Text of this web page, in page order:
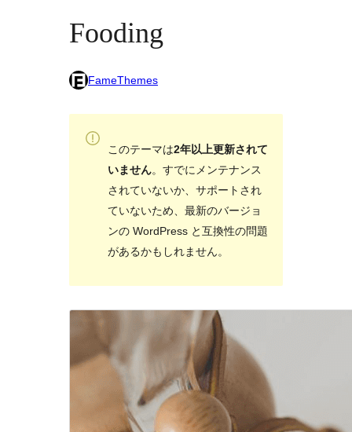
Fooding
FameThemes
このテーマは2年以上更新されて
いません。すでにメンテナンス
されていないか、サポートされ
ていないため、最新のバージョ
ンの WordPress と互換性の問題
があるかもしれません。